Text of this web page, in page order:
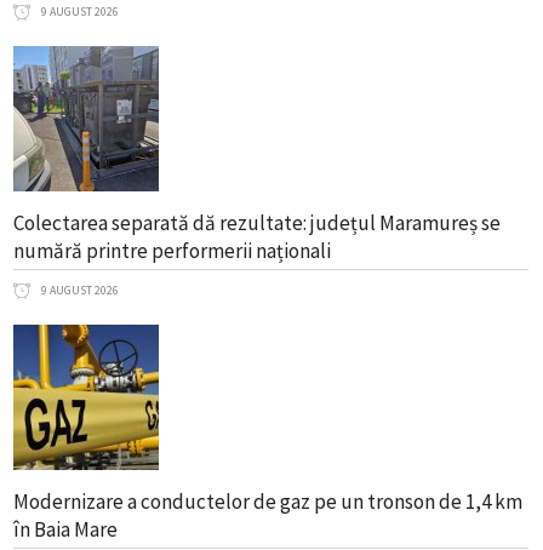
9 AUGUST 2026
Colectarea separată dă rezultate: județul Maramureș se
numără printre performerii naționali
9 AUGUST 2026
Modernizare a conductelor de gaz pe un tronson de 1,4 km
în Baia Mare